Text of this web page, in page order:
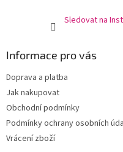
Sledovat na
Informace pro vás
Doprava a platba
Jak nakupovat
Obchodní podmínky
Podmínky ochrany osobních
Vrácení zboží